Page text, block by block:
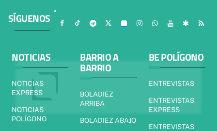
SÍGUENOS
NOTICIAS
NOTICIAS
EXPRESS
NOTICIAS
POLÍGONO
BARRIO A
BARRIO
BOLADIEZ
ARRIBA
BOLADIEZ ABAJO
BE POLÍGONO
ENTREVISTAS
ENTREVISTAS
EXPRESS
ENTREVISTAS